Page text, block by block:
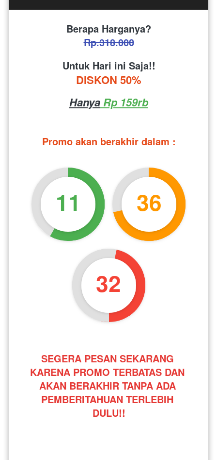
Berapa Harganya?
Rp.318.000
Untuk Hari ini Saja!!
DISKON 50%
Hanya Rp 159rb
Promo akan berakhir dalam :
11 36
31
SEGERA PESAN SEKARANG
KARENA PROMO TERBATAS DAN
AKAN BERAKHIR TANPA ADA
PEMBERITAHUAN TERLEBIH
DULU!!